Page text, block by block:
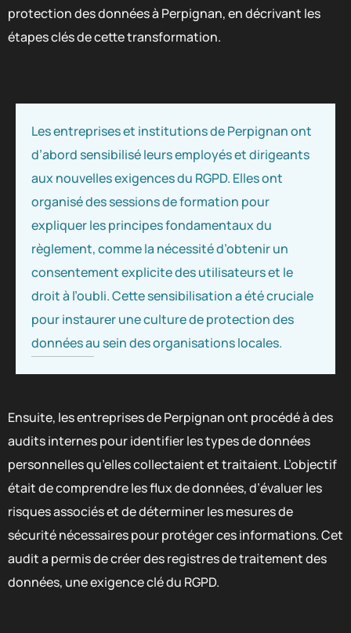
protection des données à Perpignan, en décrivant les
étapes clés de cette transformation.
Les entreprises et institutions de Perpignan ont
d’abord sensibilisé leurs employés et dirigeants
aux nouvelles exigences du RGPD. Elles ont
organisé des sessions de formation pour
expliquer les principes fondamentaux du
règlement, comme la nécessité d’obtenir un
consentement explicite des utilisateurs et le
droit à l’oubli. Cette sensibilisation a été cruciale
pour instaurer une culture de protection des
données au sein des organisations locales.
Ensuite, les entreprises de Perpignan ont procédé à des
audits internes pour identifier les types de données
personnelles qu’elles collectaient et traitaient. L’objectif
était de comprendre les flux de données, d’évaluer les
risques associés et de déterminer les mesures de
sécurité nécessaires pour protéger ces informations. Cet
audit a permis de créer des registres de traitement des
données, une exigence clé du RGPD.